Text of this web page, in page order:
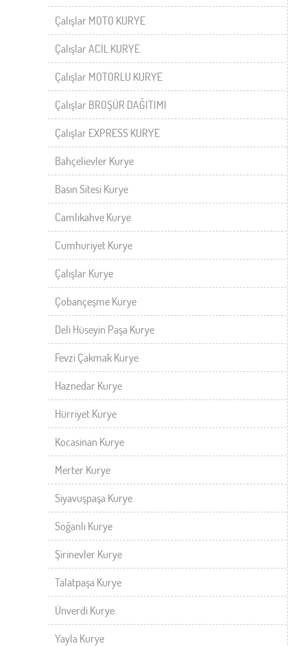
Çalışlar MOTO KURYE
Çalışlar ACİL KURYE
Çalışlar MOTORLU KURYE
Çalışlar BROŞÜR DAĞITIMI
Çalışlar EXPRESS KURYE
Bahçelievler Kurye
Basın Sitesi Kurye
Camlıkahve Kurye
Cumhuriyet Kurye
Çalışlar Kurye
Çobançeşme Kurye
Deli Hüseyin Paşa Kurye
Fevzi Çakmak Kurye
Haznedar Kurye
Hürriyet Kurye
Kocasinan Kurye
Merter Kurye
Siyavuşpaşa Kurye
Soğanlı Kurye
Şirinevler Kurye
Talatpaşa Kurye
Ünverdi Kurye
Yayla Kurye